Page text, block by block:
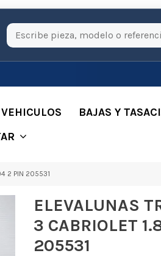
VEHICULOS
BAJAS Y
2 PIN 205531
ELEVALUNAS
3 CABRIOLET
205531